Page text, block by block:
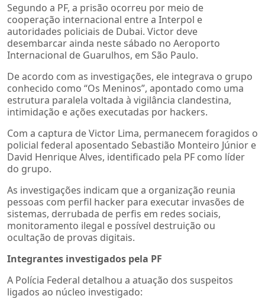
Segundo a PF, a prisão ocorreu por meio de
cooperação internacional entre a Interpol e
autoridades policiais de Dubai. Victor deve
desembarcar ainda neste sábado no Aeroporto
Internacional de Guarulhos, em São Paulo.
De acordo com as investigações, ele integrava o grupo
conhecido como “Os Meninos”, apontado como uma
estrutura paralela voltada à vigilância clandestina,
intimidação e ações executadas por hackers.
Com a captura de Victor Lima, permanecem foragidos o
policial federal aposentado Sebastião Monteiro Júnior e
David Henrique Alves, identificado pela PF como líder
do grupo.
As investigações indicam que a organização reunia
pessoas com perfil hacker para executar invasões de
sistemas, derrubada de perfis em redes sociais,
monitoramento ilegal e possível destruição ou
ocultação de provas digitais.
Integrantes investigados pela PF
A Polícia Federal detalhou a atuação dos suspeitos
ligados ao núcleo investigado: